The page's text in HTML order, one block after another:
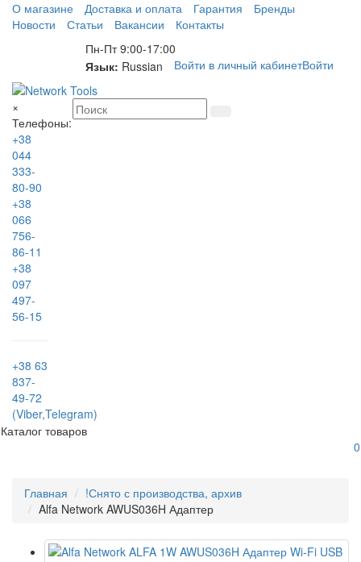
О магазине Доставка и оплата Гарантия
Бренды
Новости
Статьи Вакансии
Контакты
Пн-Пт 9:00-17:00
Язык: Russian Войти в личный кабинетВойти
×
Телефоны:
+38
044
333-
80-90
+38
066
756-
86-11
+38
097
497-
56-15
+38 63
837-
49-72
(Viber,Telegram)
Каталог товаров
0
Главная
!Снято с производства, архив
Alfa Network AWUS036H Адаптер